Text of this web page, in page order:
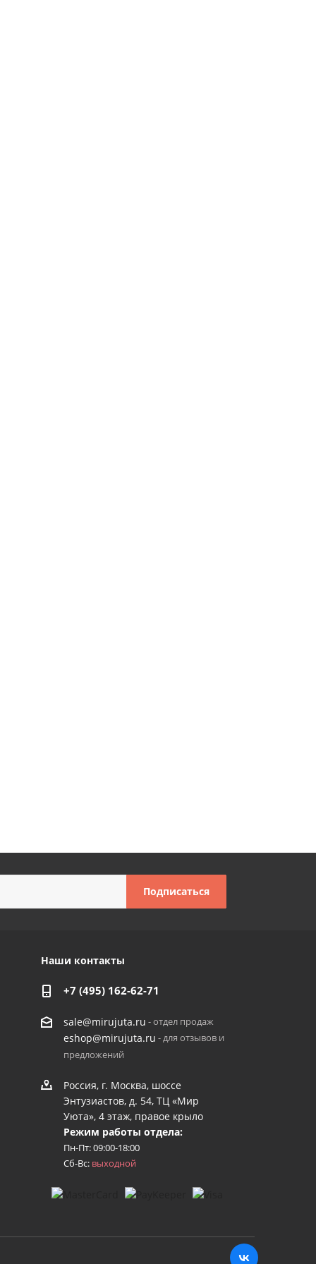
Наши контакты
+7 (495) 162-62-71
sale@mirujuta.ru - отдел продаж
eshop@mirujuta.ru - для отзывов и
предложений
Россия, г. Москва, шоссе
Энтузиастов, д. 54, ТЦ «Мир
Уюта», 4 этаж, правое крыло
Режим работы отдела:
Пн-Пт: 09:00-18:00
Сб-Вс: выходной